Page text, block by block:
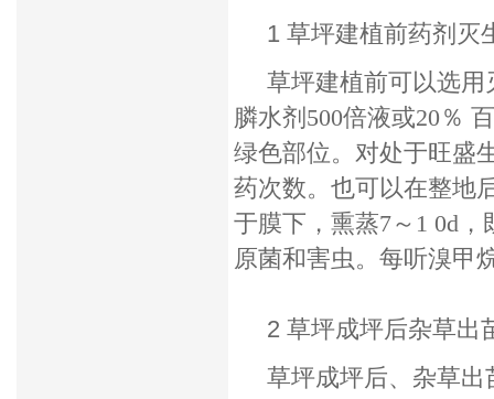
1 草坪建植前药剂灭
草坪建植前可以选用
膦水剂500倍液或20％
绿色部位。对处于旺盛
药次数。也可以在整地
于膜下，熏蒸7～1 0d
原菌和害虫。每听溴甲
2 草坪成坪后杂草出
草坪成坪后、杂草出